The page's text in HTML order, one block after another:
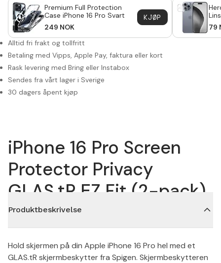
Premium Full Protection
Case iPhone 16 Pro Svart
249 NOK
KJØP
16
79
Alltid fri frakt og tollfritt
Betaling med Vipps, Apple Pay, faktura eller kort
Rask levering med Bring eller Instabox
Sendes fra vårt lager i Sverige
30 dagers åpent kjøp
iPhone 16 Pro Screen
Protector Privacy
GLAS.tR EZ Fit (2-pack)
Produktbeskrivelse
Hold skjermen på din Apple iPhone 16 Pro hel med et
GLAS.tR skjermbeskytter fra Spigen. Skjermbeskytteren